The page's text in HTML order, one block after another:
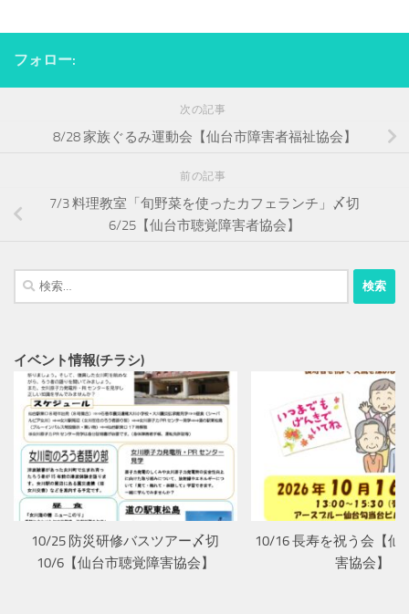
フォロー:
次の記事
8/28 家族ぐるみ運動会【仙台市障害者福祉協会】
前の記事
7/3 料理教室「旬野菜を使ったカフェランチ」〆切
6/25【仙台市聴覚障害者協会】
検
索:
イベント情報(チラシ)
10/25 防災研修バスツアー〆切
10/6【仙台市聴覚障害協会】
10/16 長寿を祝う会【仙
害協会】